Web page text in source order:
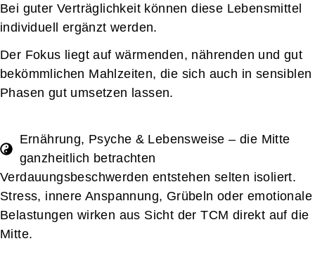
Bei guter Verträglichkeit können diese Lebensmittel
individuell ergänzt werden.
Der Fokus liegt auf wärmenden, nährenden und gut
bekömmlichen Mahlzeiten, die sich auch in sensiblen
Phasen gut umsetzen lassen.
Ernährung, Psyche & Lebensweise – die Mitte
ganzheitlich betrachten
Verdauungsbeschwerden entstehen selten isoliert.
Stress, innere Anspannung, Grübeln oder emotionale
Belastungen wirken aus Sicht der TCM direkt auf die
Mitte.